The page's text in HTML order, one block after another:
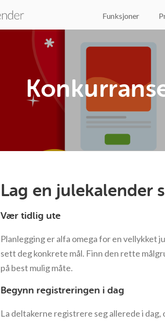
Funksjoner
Lag en julekalender
Vær tidlig ute
Planlegging er alfa omega for en vellykket
sett deg konkrete mål. Finn den rette
på best mulig måte.
Begynn registreringen i dag
La deltakerne registrere seg allerede i